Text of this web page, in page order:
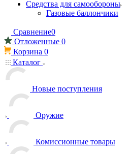
Средства для самообороны
Газовые баллончики
Сравнение0
Отложенные 0
Корзина 0
Каталог
Новые поступления
Оружие
Комиссионные товары